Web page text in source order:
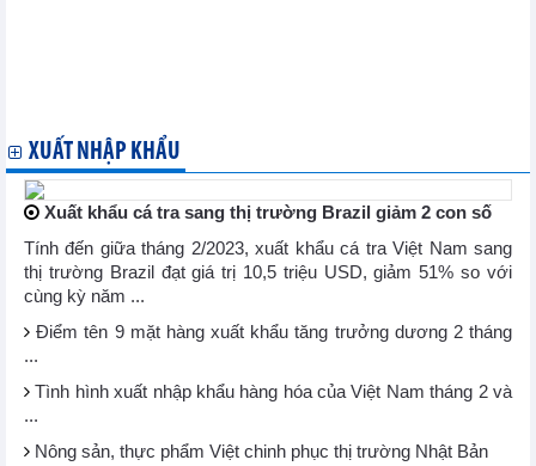
XUẤT NHẬP KHẨU
Xuất khẩu cá tra sang thị trường Brazil giảm 2 con số
Tính đến giữa tháng 2/2023, xuất khẩu cá tra Việt Nam sang
thị trường Brazil đạt giá trị 10,5 triệu USD, giảm 51% so với
cùng kỳ năm ...
Điểm tên 9 mặt hàng xuất khẩu tăng trưởng dương 2 tháng
...
Tình hình xuất nhập khẩu hàng hóa của Việt Nam tháng 2 và
...
Nông sản, thực phẩm Việt chinh phục thị trường Nhật Bản